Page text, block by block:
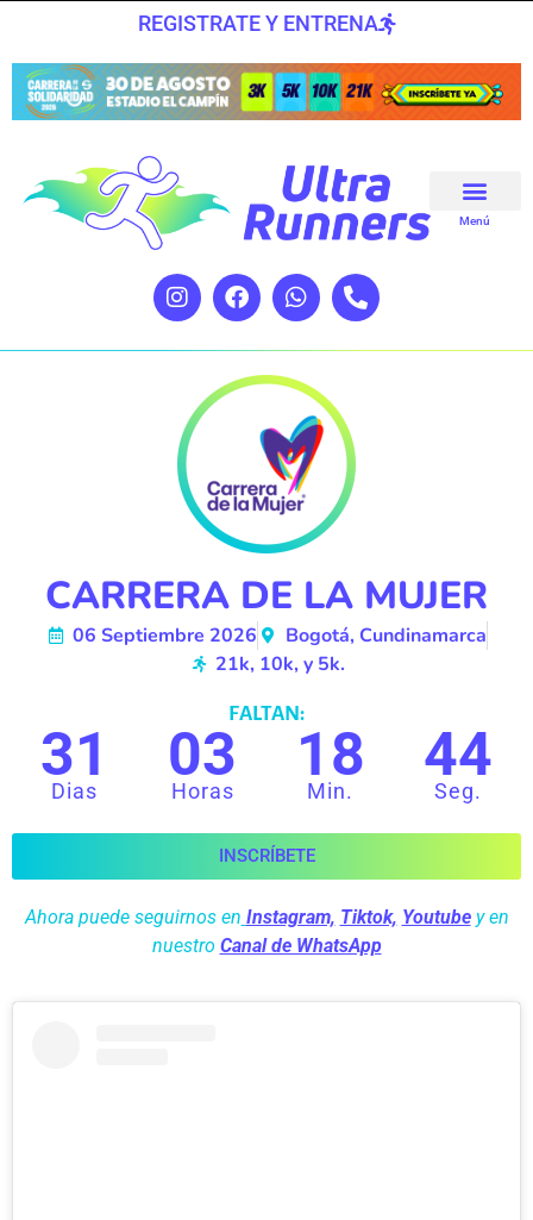
REGISTRATE Y ENTRENA
Menú
CARRERA DE LA MUJER
06 Septiembre 2026
Bogotá, Cundinamarca
21k, 10k, y 5k.
FALTAN:
31
Dias
03
Horas
18
Min.
44
Seg.
INSCRÍBETE
Ahora puede seguirnos en Instagram, Tiktok, Youtubey en
nuestro Canal de WhatsApp